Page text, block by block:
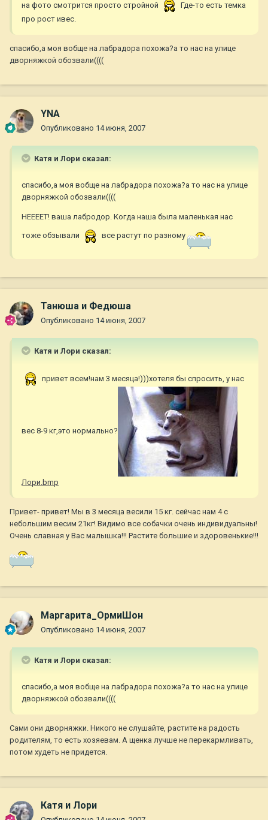
на фото смотрится просто стройной
Где-то есть темка
про рост ивес.
спасибо,а моя вобще на лабрадора похожа?а то нас на улице
дворняжкой обозвали((((
YNA
Опубликовано 14 июня, 2007
Катя и Лори сказал:
спасибо,а моя вобще на лабрадора похожа?а то нас на улице
дворняжкой обозвали((((
НЕЕЕЕТ! ваша лабродор. Когда наша была маленькая нас
тоже обзывали все растут по разному
Танюша и Федюша
Опубликовано 14 июня, 2007
Катя и Лори сказал:
привет всем!нам 3 месяца!)))хотеля бы спросить, у нас
вес 8-9 кг,это нормально?
Лори.bmp
Привет- привет! Мы в 3 месяца весили 15 кг. сейчас нам 4 с
небольшим весим 21кг! Видимо все собачки очень индивидуальны!
Очень славная у Вас малышка!!! Растите большие и здоровенькие!!!
Маргарита_ОрмиШон
Опубликовано 14 июня, 2007
Катя и Лори сказал:
спасибо,а моя вобще на лабрадора похожа?а то нас на улице
дворняжкой обозвали((((
Сами они дворняжки. Никого не слушайте, растите на радость
родителям, то есть хозяевам. А щенка лучше не перекармливать,
потом худеть не придется.
Катя и Лори